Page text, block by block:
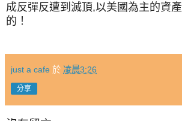
成反彈反遭到滅頂,以美國為主的資
的！
just a cafe 於 凌晨3:26
分享